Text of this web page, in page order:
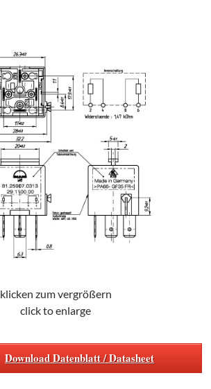
klicken zum vergrößern
click to enlarge
Download Datenblatt / Datasheet